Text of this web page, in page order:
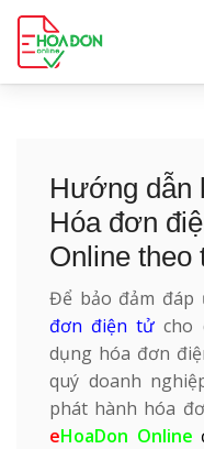
Hướng dẫn
Hóa đơn
Online theo
Để bảo đảm đáp
đơn điện tử cho
dụng hóa đơn
quý doanh
phát hành hóa
eHoaDon Online